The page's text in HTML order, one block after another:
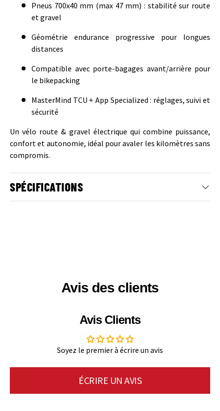
Pneus 700x40 mm (max 47 mm) : stabilité sur route
et gravel
Géométrie endurance progressive pour longues
distances
Compatible avec porte-bagages avant/arrière pour
le bikepacking
MasterMind TCU + App Specialized : réglages, suivi et
sécurité
Un vélo route & gravel électrique qui combine puissance,
confort et autonomie, idéal pour avaler les kilomètres sans
compromis.
SPÉCIFICATIONS
Avis des clients
Avis Clients
Soyez le premier à écrire un avis
ÉCRIRE UN AVIS